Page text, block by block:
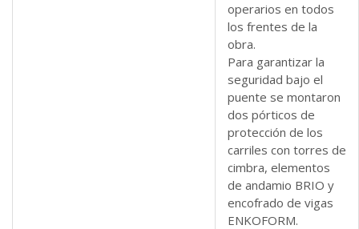
operarios en todos
los frentes de la
obra.
Para garantizar la
seguridad bajo el
puente se montaron
dos pórticos de
protección de los
carriles con torres de
cimbra, elementos
de andamio BRIO y
encofrado de vigas
ENKOFORM.